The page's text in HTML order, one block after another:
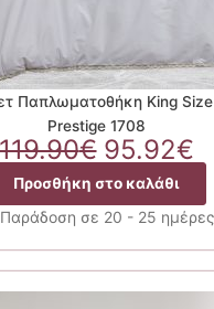
Παπλωματοθήκη King
Prestige 1708
€ Original
price
was:
119.90€.
95.92€Η
Προσθήκη στο καλάθι
Παράδοση σε 20 - 25 ημέρες